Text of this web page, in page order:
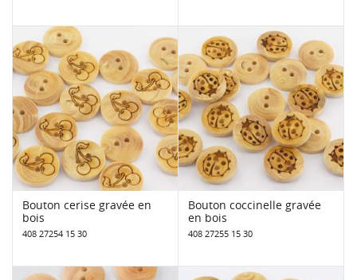
Bouton cerise gravée en
bois
408 27254 15 30
Bouton coccinelle gravée
en bois
408 27255 15 30